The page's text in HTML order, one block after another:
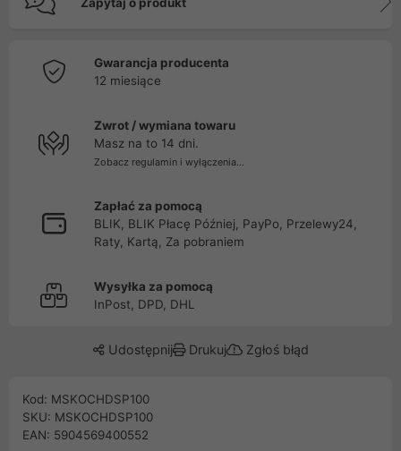
Gwarancja producenta
12 miesiące
Zwrot / wymiana towaru
Masz na to 14 dni.
Zobacz regulamin i wyłączenia...
Zapłać za pomocą
BLIK, BLIK Płacę Później, PayPo, Przelewy24,
Raty, Kartą, Za pobraniem
Wysyłka za pomocą
InPost, DPD, DHL
Udostępnij Drukuj Zgłoś błąd
Kod: MSKOCHDSP100
SKU: MSKOCHDSP100
EAN: 5904569400552